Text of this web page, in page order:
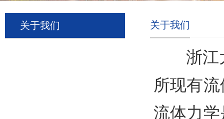
关于我们 关于我们
浙江大
所现有
流体力